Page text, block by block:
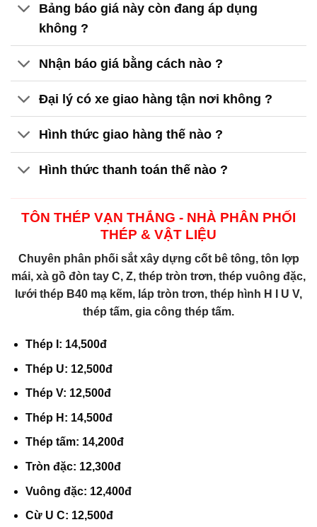
Bảng báo giá này còn đang áp dụng
không ?
Nhận báo giá bằng cách nào ?
Đại lý có xe giao hàng tận nơi không ?
Hình thức giao hàng thế nào ?
Hình thức thanh toán thế nào ?
TÔN THÉP VẠN THẮNG - NHÀ PHÂN PHỐI
THÉP & VẬT LIỆU
Chuyên phân phối sắt xây dựng cốt bê tông, tôn lợp
mái, xà gồ đòn tay C, Z, thép tròn trơn, thép vuông đặc,
lưới thép B40 mạ kẽm, láp tròn trơn, thép hình H I U V,
thép tấm, gia công thép tấm.
Thép I: 14,500đ
Thép U: 12,500đ
Thép V: 12,500đ
Thép H: 14,500đ
Thép tấm: 14,200đ
Tròn đặc: 12,300đ
Vuông đặc: 12,400đ
Cừ U C: 12,500đ